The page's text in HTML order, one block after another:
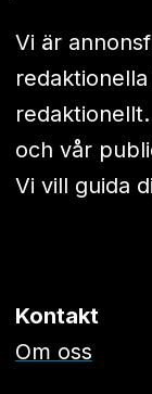
Vi är
och vår
Vi vill guida
Kontakt
Om oss